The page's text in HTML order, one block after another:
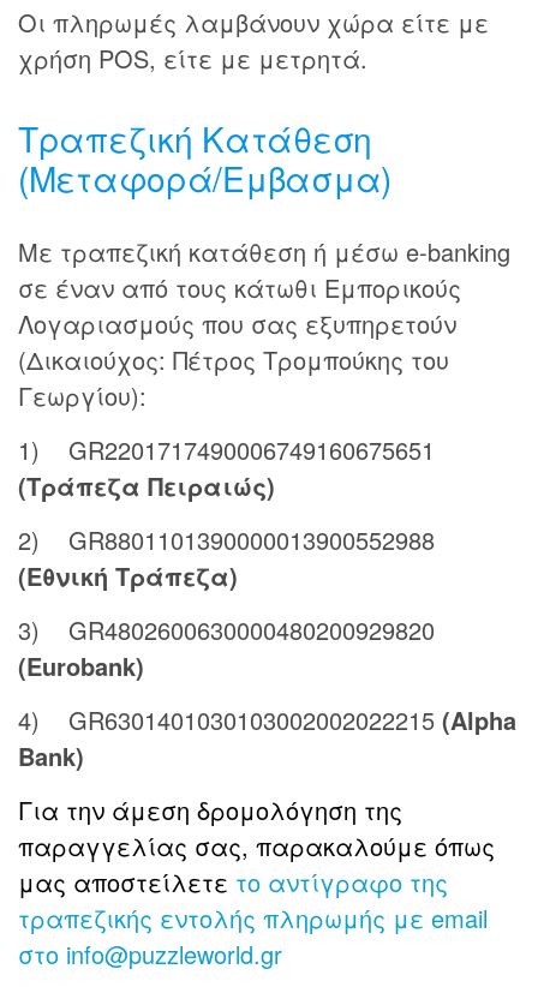
Οι πληρωμές λαμβάνουν χώρα είτε με
χρήση POS, είτε με μετρητά.
Τραπεζική Κατάθεση
(Μεταφορά/Εμβασμα)
Με τραπεζική κατάθεση ή μέσω e-banking
σε έναν από τους κάτωθι Εμπορικούς
Λογαριασμούς που σας εξυπηρετούν
(Δικαιούχος: Πέτρος Τρομπούκης του
Γεωργίου):
1) GR2201717490006749160675651
(Τράπεζα Πειραιώς)
2) GR8801101390000013900552988
(Εθνική Τράπεζα)
3) GR4802600630000480200929820
(Eurobank)
4) GR6301401030103002002022215 (Alpha
Bank)
Για την άμεση δρομολόγηση της
παραγγελίας σας, παρακαλούμε όπως
μας αποστείλετε το αντίγραφο της
τραπεζικής εντολής πληρωμής με email
στο info@puzzleworld.gr